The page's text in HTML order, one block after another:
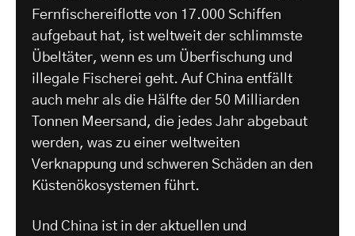
Fernfischereiflotte von 17.000 Schiffen
aufgebaut hat, ist weltweit der schlimmste
Übeltäter, wenn es um Überfischung und
illegale Fischerei geht. Auf China entfällt
auch mehr als die Hälfte der 50 Milliarden
Tonnen Meersand, die jedes Jahr abgebaut
werden, was zu einer weltweiten
Verknappung und schweren Schäden an den
Küstenökosystemen führt.
Und China ist in der aktuellen und